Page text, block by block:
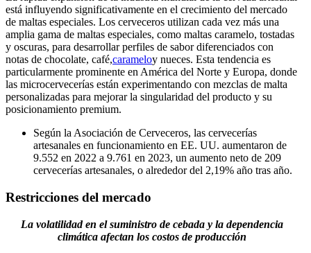
está influyendo significativamente en el crecimiento del mercado
de maltas especiales. Los cerveceros utilizan cada vez más una
amplia gama de maltas especiales, como maltas caramelo, tostadas
y oscuras, para desarrollar perfiles de sabor diferenciados con
notas de chocolate, café,carameloy nueces. Esta tendencia es
particularmente prominente en América del Norte y Europa, donde
las microcervecerías están experimentando con mezclas de malta
personalizadas para mejorar la singularidad del producto y su
posicionamiento premium.
Según la Asociación de Cerveceros, las cervecerías
artesanales en funcionamiento en EE. UU. aumentaron de
9.552 en 2022 a 9.761 en 2023, un aumento neto de 209
cervecerías artesanales, o alrededor del 2,19% año tras año.
Restricciones del mercado
La volatilidad en el suministro de cebada y la dependencia
climática afectan los costos de producción